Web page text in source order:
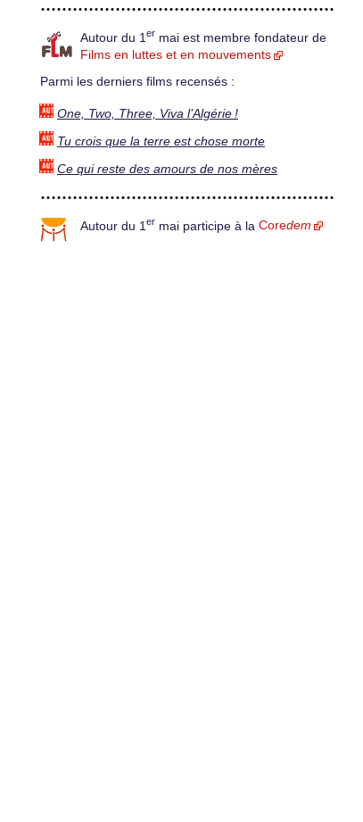
Autour du 1 er mai est membre fondateur de
Films en luttes et en mouvements
Parmi les derniers films recensés :
One, Two, Three, Viva l’Algérie !
Tu crois que la terre est chose morte
Ce qui reste des amours de nos mères
Autour du 1 er mai participe à la Coredem